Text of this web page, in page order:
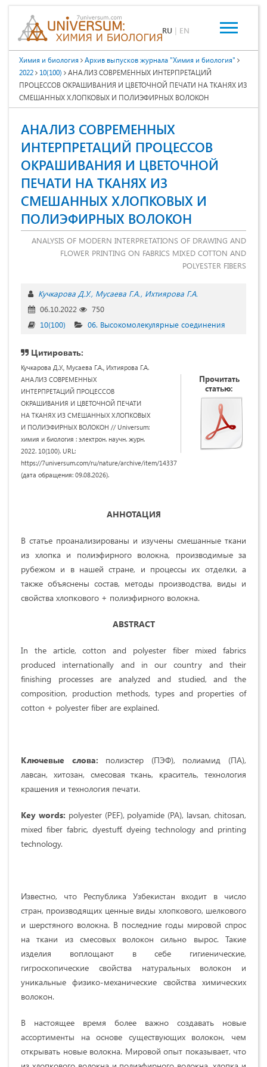
RU | EN
Химия и биология
Архив выпусков журнала "Химия и биология"
2022
10(100)
АНАЛИЗ СОВРЕМЕННЫХ ИНТЕРПРЕТАЦИЙ
ПРОЦЕССОВ ОКРАШИВАНИЯ И ЦВЕТОЧНОЙ ПЕЧАТИ НА ТКАНЯХ ИЗ
СМЕШАННЫХ ХЛОПКОВЫХ И ПОЛИЭФИРНЫХ ВОЛОКОН
АНАЛИЗ СОВРЕМЕННЫХ
ИНТЕРПРЕТАЦИЙ ПРОЦЕССОВ
ОКРАШИВАНИЯ И ЦВЕТОЧНОЙ
ПЕЧАТИ НА ТКАНЯХ ИЗ
СМЕШАННЫХ ХЛОПКОВЫХ И
ПОЛИЭФИРНЫХ ВОЛОКОН
ANALYSIS OF MODERN INTERPRETATIONS OF DRAWING AND
FLOWER PRINTING ON FABRICS MIXED COTTON AND
POLYESTER FIBERS
Кучкарова Д.У. Мусаева Г.А. Ихтиярова Г.А.
06.10.2022
750
10(100)
06. Высокомолекулярные соединения
Цитировать:
Кучкарова Д.У., Мусаева Г.А., Ихтиярова Г.А.
АНАЛИЗ СОВРЕМЕННЫХ
ИНТЕРПРЕТАЦИЙ ПРОЦЕССОВ
ОКРАШИВАНИЯ И ЦВЕТОЧНОЙ ПЕЧАТИ
НА ТКАНЯХ ИЗ СМЕШАННЫХ ХЛОПКОВЫХ
И ПОЛИЭФИРНЫХ ВОЛОКОН // Universum:
химия и биология : электрон. научн. журн.
2022. 10(100). URL:
https://7universum.com/ru/nature/archive/item/14337
(дата обращения: 09.08.2026).
Прочитать
статью:
AННОТАЦИЯ
В статье проанализированы и изучены смешанные ткани
из хлопка и полиэфирного волокна, производимые за
рубежом и в нашей стране, и процессы их отделки, а
также объяснены состав, методы производства, виды и
свойства хлопкового + полиэфирного волокна.
ABSTRACT
In the article, cotton and polyester fiber mixed fabrics
produced internationally and in our country and their
finishing processes are analyzed and studied, and the
composition, production methods, types and properties of
cotton + polyester fiber are explained.
Ключевые слова: полиэстер (ПЭФ), полиамид (ПА),
лавсан, хитозан, смесoвая ткань, краситель, технология
крашения и технология печати.
Key words: polyester (PEF), polyamide (PA), lavsan, chitosan,
mixed fiber fabric, dyestuff, dyeing technology and printing
technology.
Известно, что Республика Узбекистан входит в число
стран, производящих ценные виды хлопкового, шелкового
и шерстяного волокна. В последние годы мировой спрос
на ткани из смесовых волокон сильно вырос. Такие
изделия воплощают в себе гигиенические,
гигроскопические свойства натуральных волокон и
уникальные физико-механические свойства химических
волокон.
В настоящее время более важно создавать новые
ассортименты на основе существующих волокон, чем
открывать новые волокна. Мировой опыт показывает, что